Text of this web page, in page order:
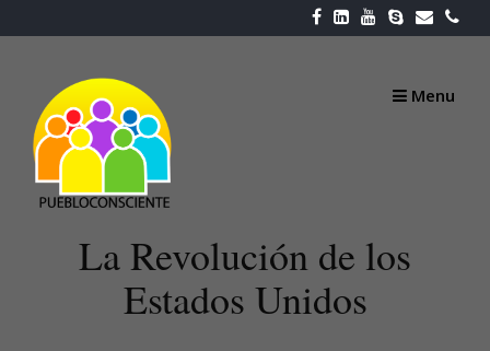
to
Menu
La Revolución de los
Estados Unidos